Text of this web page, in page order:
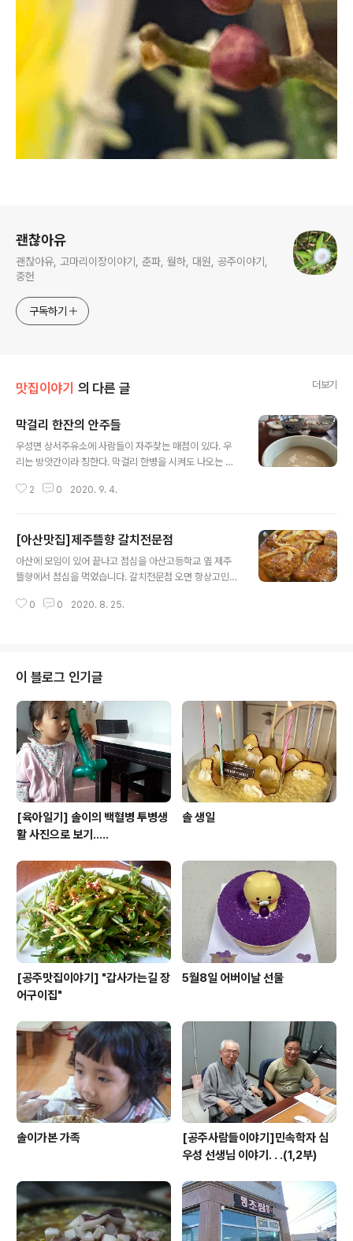
괜찮아유
괜찮아유, 고마리이장이야기, 춘파, 월하, 대원, 공주이야기,
중헌
구독하기
맛집이야기 의 다른 글 더보기
막걸리 한잔의 안주들
우성면 상서주유소에 사람들이 자주찾는 매점이 있다. 우
리는 방앗간이라 칭한다. 막걸리 한병을 시켜도 나오는 반
시골인심이다.
2 0 2020. 9. 4.
[아산맛집]제주뜰향 갈치전문점
아산에 모임이 있어 끝나고 점심을 아산고등학교 옆 제주
뜰향에서 점심을 먹었습니다. 갈치전문점 오면 항상고민하
고민을 한방에 해결했습니다. "갈치,고등어 반반조림" 먼저
맛사지 받고요 그리고 열심히 먹으면 눈깜짝 할사이 빈그
릇으로 변합니다. 맛의 기쁨도 있지만 사라지는 음식의 슬
픔도 동시에 느끼지요. 이곳은 다시 아산에 오면 재 방문의
사가 있는 생선조림의 맛집으로 인정합니다. 다른 매뉴들
도 있습니다. 들어오는 입구 및 가판사진
0 0 2020. 8. 25.
이 블로그 인기글
[육아일기] 솔이의 백혈병 투병생
활 사진으로 보기.....
솔 생일
[공주맛집이야기] "갑사가는길 장
어구이집"
5월8일 어버이날 선물
솔이가본 가족
[공주사람들이야기]민속학자 심
우성 선생님 이야기. . .(1,2부)